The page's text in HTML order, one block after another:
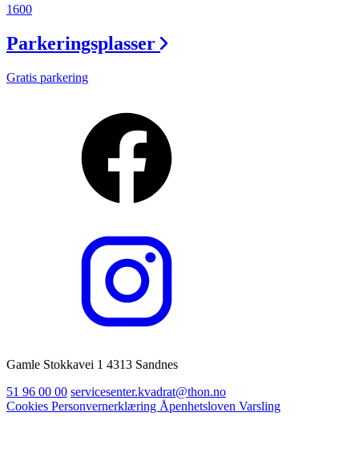
1600
Parkeringsplasser
Gratis parkering
Gamle Stokkavei 1 4313 Sandnes
51 96 00 00 servicesenter.kvadrat@thon.no
Cookies Personvernerklæring Åpenhetsloven Varsling